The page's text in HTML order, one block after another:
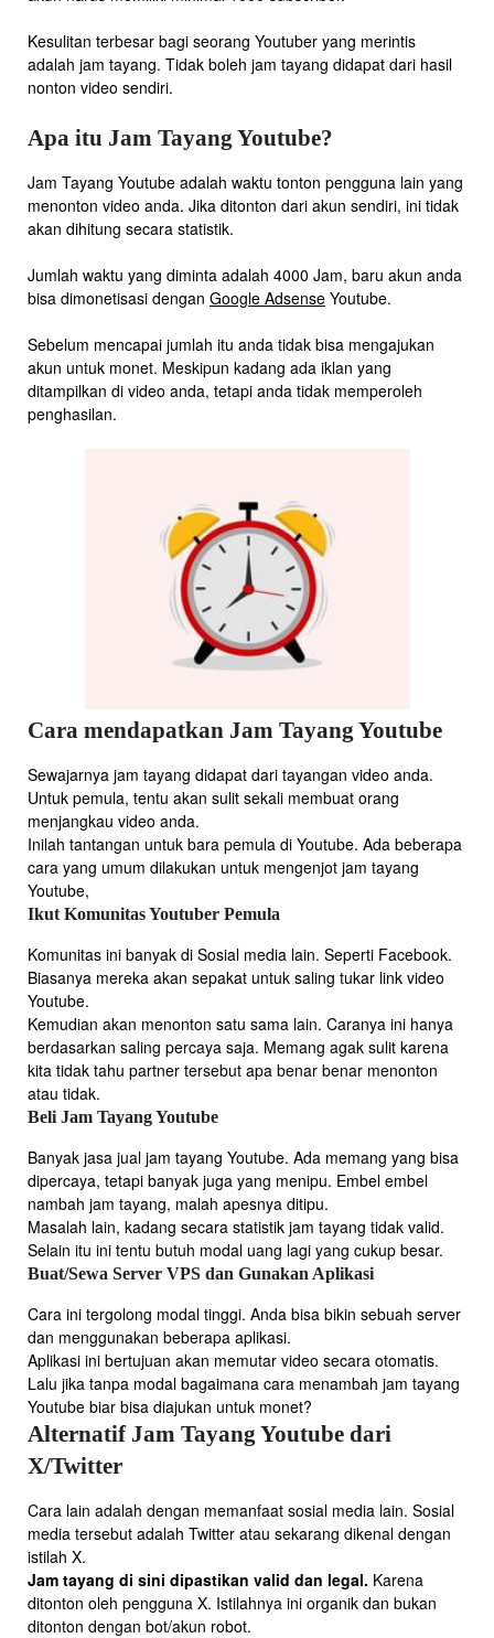
Kesulitan terbesar bagi seorang Youtuber yang merintis
adalah jam tayang. Tidak boleh jam tayang didapat dari hasil
nonton video sendiri.
Apa itu Jam Tayang Youtube?
Jam Tayang Youtube adalah waktu tonton pengguna lain yang
menonton video anda. Jika ditonton dari akun sendiri, ini tidak
akan dihitung secara statistik.
Jumlah waktu yang diminta adalah 4000 Jam, baru akun anda
bisa dimonetisasi dengan Google Adsense Youtube.
Sebelum mencapai jumlah itu anda tidak bisa mengajukan
akun untuk monet. Meskipun kadang ada iklan yang
ditampilkan di video anda, tetapi anda tidak memperoleh
penghasilan.
Cara mendapatkan Jam Tayang Youtube
Sewajarnya jam tayang didapat dari tayangan video anda.
Untuk pemula, tentu akan sulit sekali membuat orang
menjangkau video anda.
Inilah tantangan untuk bara pemula di Youtube. Ada beberapa
cara yang umum dilakukan untuk mengenjot jam tayang
Youtube,
Ikut Komunitas Youtuber Pemula
Komunitas ini banyak di Sosial media lain. Seperti Facebook.
Biasanya mereka akan sepakat untuk saling tukar link video
Youtube.
Kemudian akan menonton satu sama lain. Caranya ini hanya
berdasarkan saling percaya saja. Memang agak sulit karena
kita tidak tahu partner tersebut apa benar benar menonton
atau tidak.
Beli Jam Tayang Youtube
Banyak jasa jual jam tayang Youtube. Ada memang yang bisa
dipercaya, tetapi banyak juga yang menipu. Embel embel
nambah jam tayang, malah apesnya ditipu.
Masalah lain, kadang secara statistik jam tayang tidak valid.
Selain itu ini tentu butuh modal uang lagi yang cukup besar.
Buat/Sewa Server VPS dan Gunakan Aplikasi
Cara ini tergolong modal tinggi. Anda bisa bikin sebuah server
dan menggunakan beberapa aplikasi.
Aplikasi ini bertujuan akan memutar video secara otomatis.
Lalu jika tanpa modal bagaimana cara menambah jam tayang
Youtube biar bisa diajukan untuk monet?
Alternatif Jam Tayang Youtube dari
X/Twitter
Cara lain adalah dengan memanfaat sosial media lain. Sosial
media tersebut adalah Twitter atau sekarang dikenal dengan
istilah X.
Jam tayang di sini dipastikan valid dan legal. Karena
ditonton oleh pengguna X. Istilahnya ini organik dan bukan
ditonton dengan bot/akun robot.